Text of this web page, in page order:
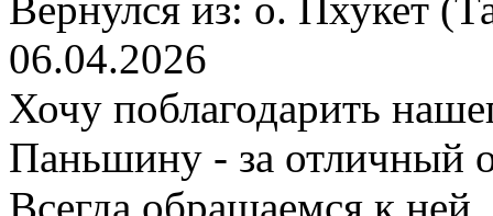
06.04.2026
Хочу поблагодарить
Паньшину - за отличный